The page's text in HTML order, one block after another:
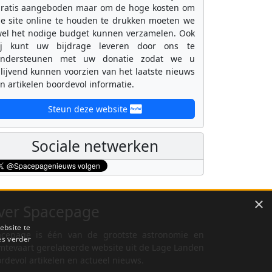
aangeboden maar om de hoge kosten om
site online te houden te drukken moeten we
het nodige budget kunnen verzamelen. Ook
kunt uw bijdrage leveren door ons te
met uw donatie zodat we u
kunnen voorzien van het laatste nieuws
artikelen boordevol informatie.
Steun deze website
Sociale netwerken
is één van de grootste astronomie en
×
te
verder